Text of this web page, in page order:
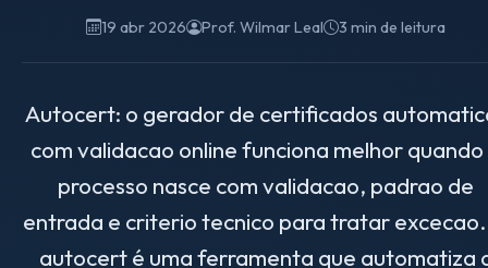
19 abr 2026 Prof. Wilmar Leal 3 min de leitura
Autocert: o gerador de certificados
com validacao online funciona melhor quando
processo nasce com validacao, padrao de
entrada e criterio tecnico para tratar
autocert é uma ferramenta que automatiza